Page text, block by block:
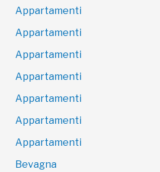
Appartamenti
Appartamenti
Appartamenti
Appartamenti
Appartamenti
Appartamenti
Appartamenti
Bevagna